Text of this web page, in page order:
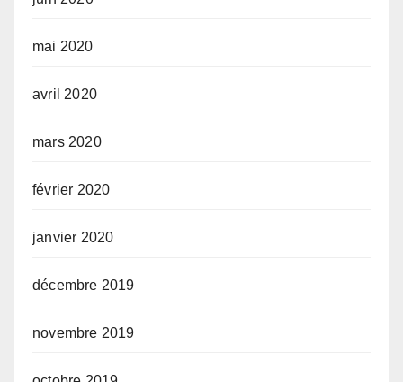
mai 2020
avril 2020
mars 2020
février 2020
janvier 2020
décembre 2019
novembre 2019